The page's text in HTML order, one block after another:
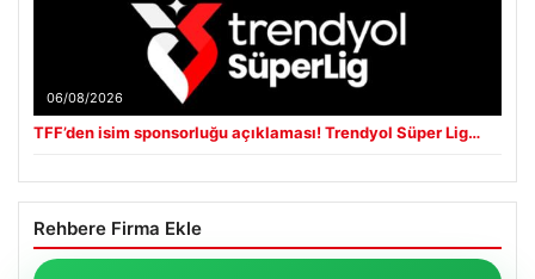
06/08/2026
TFF’den isim sponsorluğu açıklaması! Trendyol Süper Lig…
Rehbere Firma Ekle